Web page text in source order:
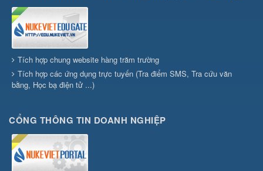
Tích hợp chung website hàng trăm trường
Tích hợp các ứng dụng trực tuyến (Tra điểm SMS, Tra cứu văn
bằng, Học bạ điện tử ...)
CỔNG THÔNG TIN DOANH NGHIỆP